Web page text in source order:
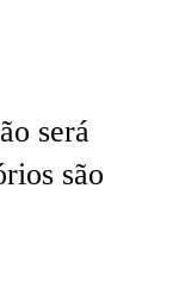
será
são